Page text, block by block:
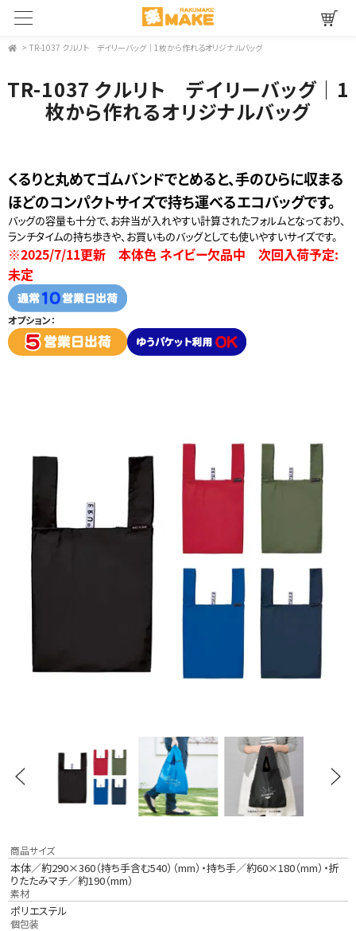
> TR-1037 クルリト デイリーバッグ｜1枚から作れるオリジナルバッグ
TR-1037 クルリト デイリーバッグ｜1
枚から作れるオリジナルバッグ
くるりと丸めてゴムバンドでとめると、手のひらに収まる
ほどのコンパクトサイズで持ち運べるエコバッグです。
バッグの容量も十分で、お弁当が入れやすい計算されたフォルムとなっており、
ランチタイムの持ち歩きや、お買いものバッグとしても使いやすいサイズです。
※2025/7/11更新 本体色 ネイビー欠品中 次回入荷予定:
未定
オプション：
商品サイズ
本体／約290×360（持ち手含む540）（mm）・持ち手／約60×180（mm）・折
りたたみマチ／約190（mm）
素材
ポリエステル
個包装